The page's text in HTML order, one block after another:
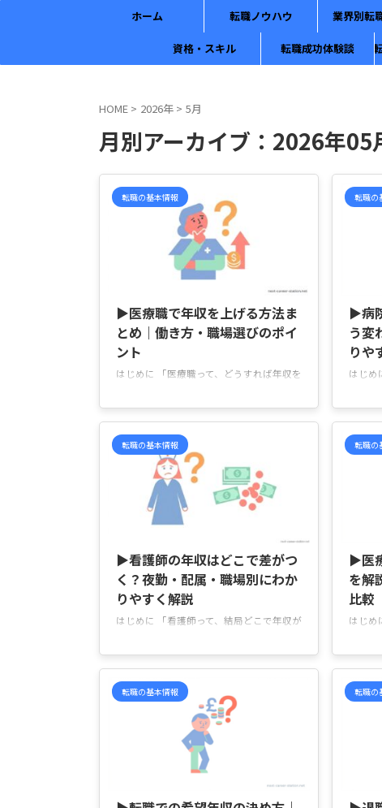
ホーム 転職ノウハウ 業界別転
資格・スキル 転職成功体験談
HOME > 2026年 > 5月
月別アーカイブ：2026年05
転職の基本情報
▶医療職で年収を上げる方法ま
とめ｜働き方・職場選びのポイ
ント
はじめに 「医療職って、どうすれば年収を
も、収入って変えられるのかな…」 と気に
なっていませんか。 求人を見比べている
と、「夜勤ありで年収500万円」「クリニ
ック勤務で残業少なめ」など条件がさまざ
まで、“結局どの働き方を選べばいい
の？”と迷いますよね。 この記事では、医
療職で年収を上げやすい働き方や、職場選
びで見ておきたいポイントを、やさしく分
年収を上げる方法 医療職で年収を上げる
方法は、「夜勤を増やす」「資格を取る」
のように単純な ...
転職の
▶病
う変
りや
はじめ
クは働
料は下
んか。
院は年
少な
て、
すよ
クで
すく紹
クの違
療職で
転職の基本情報
▶看護師の年収はどこで差がつ
く？夜勤・配属・職場別にわか
りやすく解説
はじめに 「看護師って、結局どこで年収が
差が出るのかな…」 と気になっていません
か。 たとえば求人を見比べていると、
「病棟勤務は高いって本当？」「クリニッ
クは働きやすそうだけど年収は下がる？」
「配属先でそんなに変わるの？」と、何を
基準に比較すればいいのか迷いやすいです
よね。 看護師の年収は、経験年数だけで
決まるわけではなく、夜勤回数や配属先、
病院の規模、公立・民間の違いなどでも差
が出やすい傾向があります。 この記事で
転職の
▶医
を解
比較
はじめ
て、実
と気に
ている
合って
らい
ね。
収が
勤務
の記事
転職の基本情報 転職の